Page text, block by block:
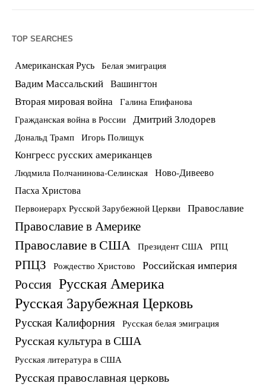
TOP SEARCHES
Американская Русь Белая эмиграция
Вадим Массальский Вашингтон
Вторая мировая война Галина Епифанова
Гражданская война в России Дмитрий Злодорев
Дональд Трамп Игорь Полищук
Конгресс русских американцев
Людмила Полчанинова-Селинская Ново-Дивеево
Пасха Христова
Первоиерарх Русской Зарубежной Церкви Православие
Православие в Америке
Православие в США Президент США РПЦ
РПЦЗ Рождество Христово Российская империя
Россия Русская Америка
Русская Зарубежная Церковь
Русская Калифорния Русская белая эмиграция
Русская культура в США
Русская литература в США
Русская православная церковь